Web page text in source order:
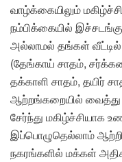
வாழ்க்கையிலும்
நம்பிக்கையில்
அல்லாமல் தங்கள் வீட்டில்
(தேங்காய் சாதம்,
தக்காளி சாதம், தயிர்
ஆற்றங்கறையில் வைத்து
சேர்ந்து மகிழ்ச்சியாக
இப்பொழுதெல்லாம்
நகரங்களில் மக்கள்